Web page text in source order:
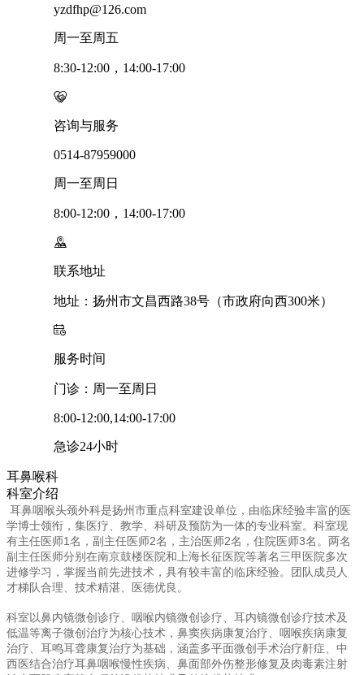
yzdfhp@126.com
周一至周五
8:30-12:00，14:00-17:00
咨询与服务
0514-87959000
周一至周日
8:00-12:00，14:00-17:00
联系地址
地址：扬州市文昌西路38号（市政府向西300米）
服务时间
门诊：周一至周日
8:00-12:00,14:00-17:00
急诊24小时
耳鼻喉科
科室介绍
耳鼻咽喉头颈外科是扬州市重点科室建设单位，由临床经验丰富的医
学博士领衔，集医疗、教学、科研及预防为一体的专业科室。科室现
有主任医师1名，副主任医师2名，主治医师2名，住院医师3名。两名
副主任医师分别在南京鼓楼医院和上海长征医院等著名三甲医院多次
进修学习，掌握当前先进技术，具有较丰富的临床经验。团队成员人
才梯队合理、技术精湛、
医德优良。
科室以鼻内镜微创诊疗、咽喉内镜微创诊疗、耳内镜微创诊疗技术及
低温等离子微创治疗为核心技术，鼻窦疾病康复治疗、咽喉疾病康复
治疗、耳鸣耳聋康复治疗为基础，涵盖多平面微创手术治疗鼾症、中
西医结合治疗耳鼻咽喉慢性疾病、鼻面部外伤整形修复及肉毒素注射